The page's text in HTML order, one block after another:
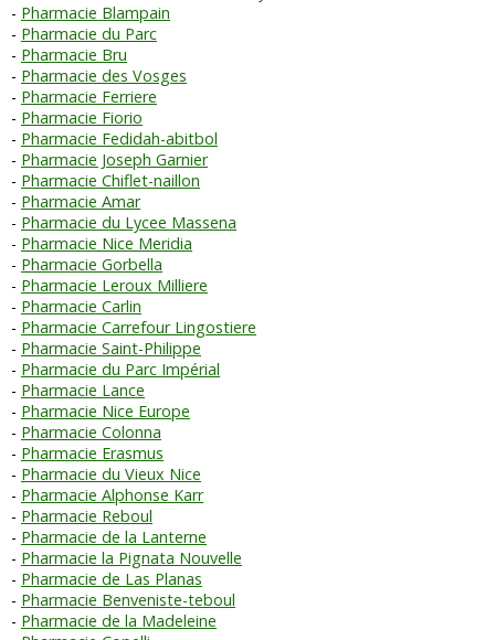
Pharmacie Blampain
Pharmacie du Parc
Pharmacie Bru
Pharmacie des Vosges
Pharmacie Ferriere
Pharmacie Fiorio
Pharmacie Fedidah-abitbol
Pharmacie Joseph Garnier
Pharmacie Chiflet-naillon
Pharmacie Amar
Pharmacie du Lycee Massena
Pharmacie Nice Meridia
Pharmacie Gorbella
Pharmacie Leroux Milliere
Pharmacie Carlin
Pharmacie Carrefour Lingostiere
Pharmacie Saint-Philippe
Pharmacie du Parc Impérial
Pharmacie Lance
Pharmacie Nice Europe
Pharmacie Colonna
Pharmacie Erasmus
Pharmacie du Vieux Nice
Pharmacie Alphonse Karr
Pharmacie Reboul
Pharmacie de la Lanterne
Pharmacie la Pignata Nouvelle
Pharmacie de Las Planas
Pharmacie Benveniste-teboul
Pharmacie de la Madeleine